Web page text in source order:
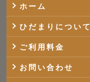
ホーム
ひだまりについて
ご利用料金
お問い合わせ